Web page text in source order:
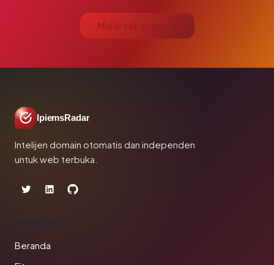
Mulai cek gratis →
IpiemsRadar
Intelijen domain otomatis dan independen
untuk web terbuka.
PRODUK
Beranda